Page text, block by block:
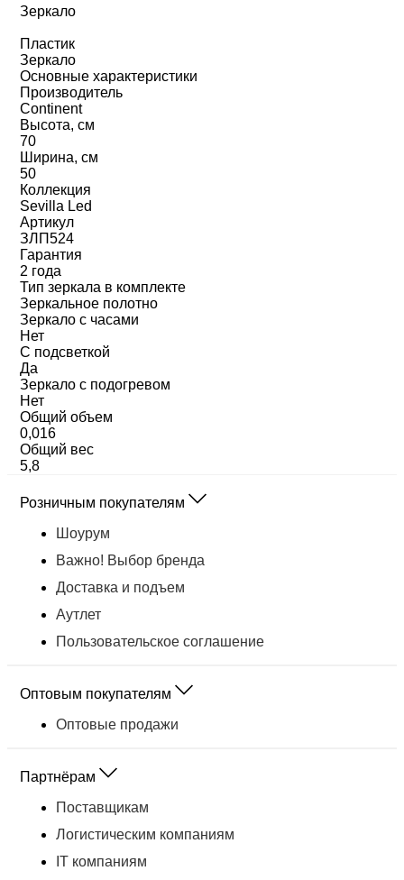
Зеркало
Пластик
Зеркало
Основные характеристики
Производитель
Continent
Высота, см
70
Ширина, см
50
Коллекция
Sevilla Led
Артикул
ЗЛП524
Гарантия
2 года
Тип зеркала в комплекте
Зеркальное полотно
Зеркало с часами
Нет
С подсветкой
Да
Зеркало с подогревом
Нет
Общий объем
0,016
Общий вес
5,8
Розничным покупателям
Шоурум
Важно! Выбор бренда
Доставка и подъем
Аутлет
Пользовательское соглашение
Оптовым покупателям
Оптовые продажи
Партнёрам
Поставщикам
Логистическим компаниям
IT компаниям